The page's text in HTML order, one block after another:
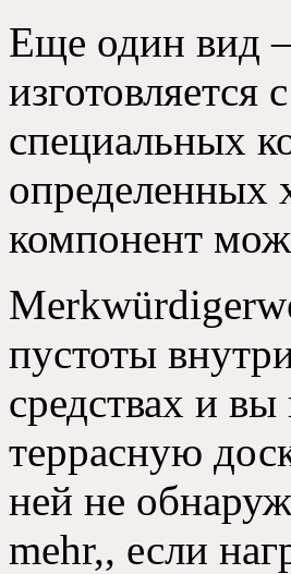
Еще один вид –
специальных
определенных
компонент
пустоты
средствах и
террасную
ней не
mehr,, если